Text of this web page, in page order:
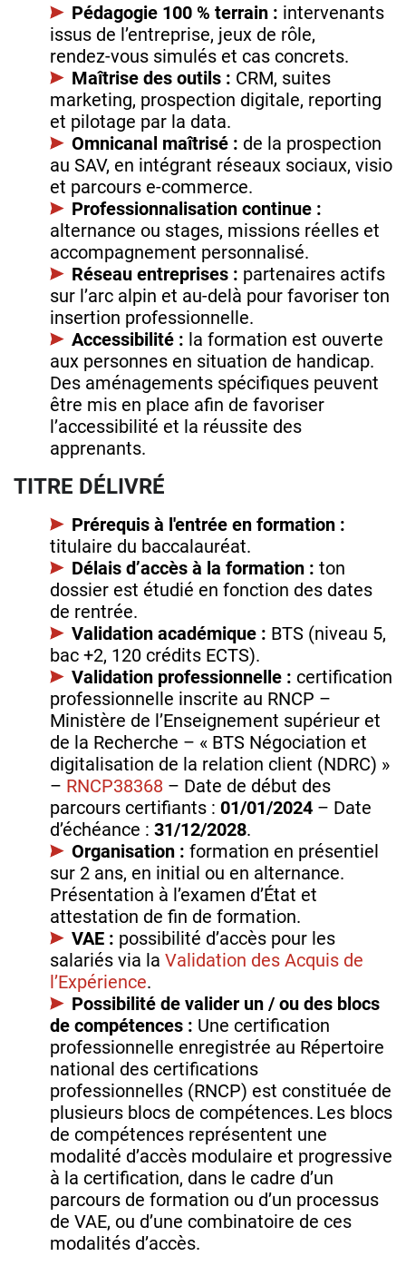
Pédagogie 100 % terrain : intervenants
issus de l’entreprise, jeux de rôle,
rendez‑vous simulés et cas concrets.
Maîtrise des outils : CRM, suites
marketing, prospection digitale, reporting
et pilotage par la data.
Omnicanal maîtrisé : de la prospection
au SAV, en intégrant réseaux sociaux, visio
et parcours e‑commerce.
Professionnalisation continue :
alternance ou stages, missions réelles et
accompagnement personnalisé.
Réseau entreprises : partenaires actifs
sur l’arc alpin et au‑delà pour favoriser ton
insertion professionnelle.
Accessibilité : la formation est ouverte
aux personnes en situation de handicap.
Des aménagements spécifiques peuvent
être mis en place afin de favoriser
l’accessibilité et la réussite des
apprenants.
TITRE DÉLIVRÉ
Prérequis à l'entrée en formation :
titulaire du baccalauréat.
Délais d’accès à la formation : ton
dossier est étudié en fonction des dates
de rentrée.
Validation académique : BTS (niveau 5,
bac +2, 120 crédits ECTS).
Validation professionnelle : certification
professionnelle inscrite au RNCP –
Ministère de l’Enseignement supérieur et
de la Recherche – « BTS Négociation et
digitalisation de la relation client (NDRC) »
– RNCP38368 – Date de début des
parcours certifiants : 01/01/2024 – Date
d’échéance : 31/12/2028.
Organisation : formation en présentiel
sur 2 ans, en initial ou en alternance.
Présentation à l’examen d’État et
attestation de fin de formation.
VAE : possibilité d’accès pour les
salariés via la Validation des Acquis de
l’Expérience.
Possibilité de valider un / ou des blocs
de compétences : Une certification
professionnelle enregistrée au Répertoire
national des certifications
professionnelles (RNCP) est constituée de
plusieurs blocs de compétences. Les blocs
de compétences représentent une
modalité d’accès modulaire et progressive
à la certification, dans le cadre d’un
parcours de formation ou d’un processus
de VAE, ou d’une combinatoire de ces
modalités d’accès.